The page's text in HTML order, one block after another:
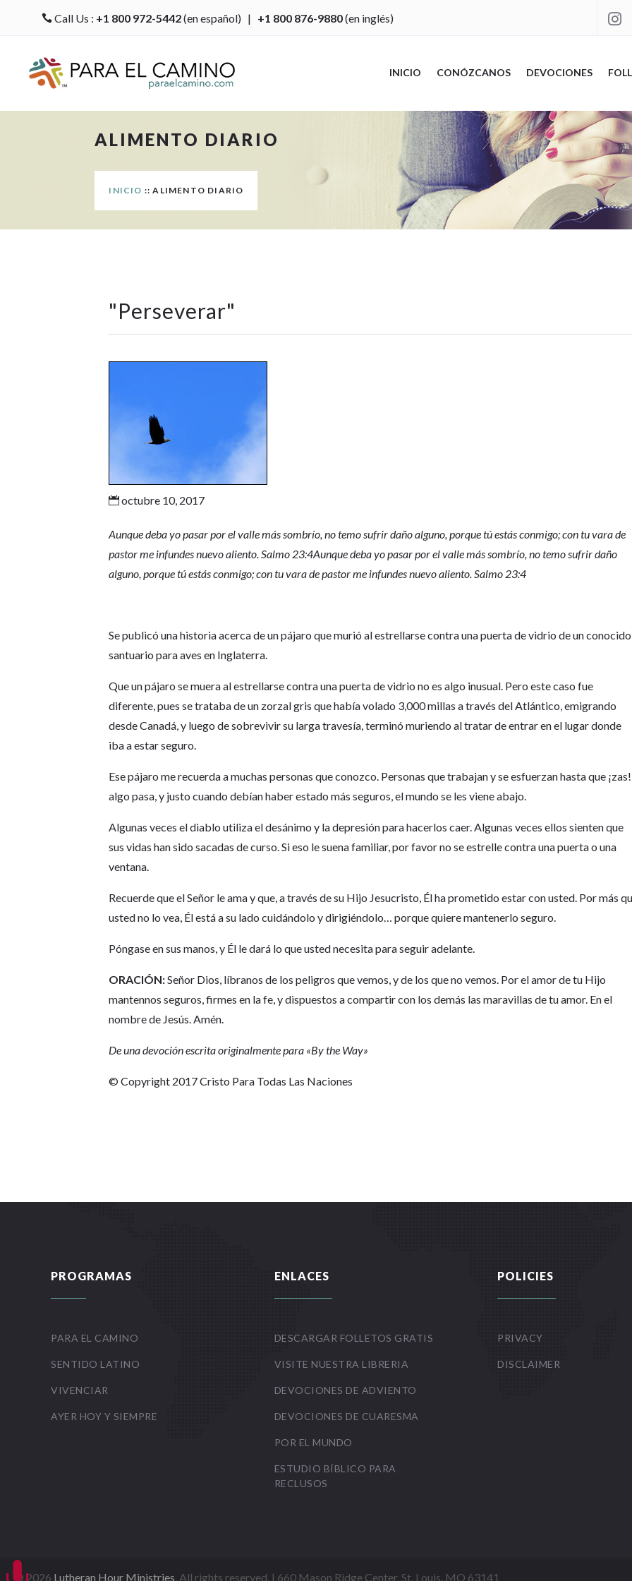
Call Us : +1 800 972-5442(en español) | +1 800 876-9880(en inglés) 
INICIO CONÓZCANOS DEVOCIONES
ALIMENTO DIARIO
INICIO :: ALIMENTO DIARIO
"Perseverar"
 octubre 10, 2017
Aunque deba yo pasar por el valle más sombrío, no temo sufrir daño alguno, porque tú estás conmigo; con tu vara de
pastor me infundes nuevo aliento. Salmo 23:4Aunque deba yo pasar por el valle más sombrío, no temo sufrir daño
alguno, porque tú estás conmigo; con tu vara de pastor me infundes nuevo aliento. Salmo 23:4
Se publicó una historia acerca de un pájaro que murió al estrellarse contra una puerta de vidrio de un conocido
santuario para aves en Inglaterra.
Que un pájaro se muera al estrellarse contra una puerta de vidrio no es algo inusual. Pero este caso fue
diferente, pues se trataba de un zorzal gris que había volado 3,000 millas a través del Atlántico, emigrando
desde Canadá, y luego de sobrevivir su larga travesía, terminó muriendo al tratar de entrar en el lugar donde
iba a estar seguro.
Ese pájaro me recuerda a muchas personas que conozco. Personas que trabajan y se esfuerzan hasta que
algo pasa, y justo cuando debían haber estado más seguros, el mundo se les viene abajo.
Algunas veces el diablo utiliza el desánimo y la depresión para hacerlos caer. Algunas veces ellos sienten que
sus vidas han sido sacadas de curso. Si eso le suena familiar, por favor no se estrelle contra una puerta o una
ventana.
Recuerde que el Señor le ama y que, a través de su Hijo Jesucristo, Él ha prometido estar con usted. Por más
usted no lo vea, Él está a su lado cuidándolo y dirigiéndolo… porque quiere mantenerlo seguro.
Póngase en sus manos, y Él le dará lo que usted necesita para seguir adelante.
ORACIÓN:Señor Dios, líbranos de los peligros que vemos, y de los que no vemos. Por el amor de tu Hijo
mantennos seguros, firmes en la fe, y dispuestos a compartir con los demás las maravillas de tu amor. En el
nombre de Jesús. Amén.
De una devoción escrita originalmente para «By the Way»
© Copyright 2017 Cristo Para Todas Las Naciones
PROGRAMAS
PARA EL CAMINO
SENTIDO LATINO
VIVENCIAR
AYER HOY Y SIEMPRE
ENLACES
DESCARGAR FOLLETOS GRATIS
VISITE NUESTRA LIBRERIA
DEVOCIONES DE ADVIENTO
DEVOCIONES DE CUARESMA
POR EL MUNDO
ESTUDIO BÍBLICO PARA
RECLUSOS
POLICIES
PRIVACY
DISCLAIMER
©2026 Lutheran Hour Ministries , All rights reserved. | 660 Mason Ridge Center, St. Louis, MO 63141